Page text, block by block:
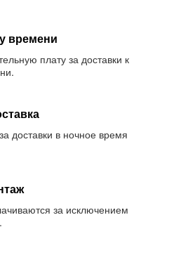
времени
плату за доставки к
доставки в ночное время
за исключением